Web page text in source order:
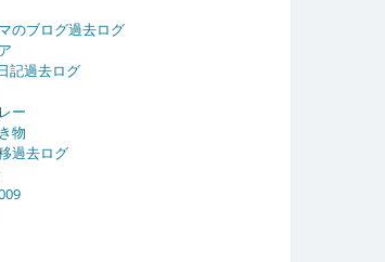
のブログ過去ログ
記過去ログ
ー
物
過去ログ